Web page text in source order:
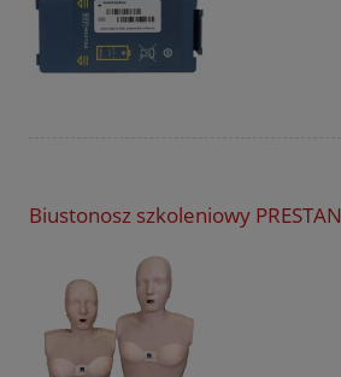
Biustonosz szkoleniowy PRESTAN